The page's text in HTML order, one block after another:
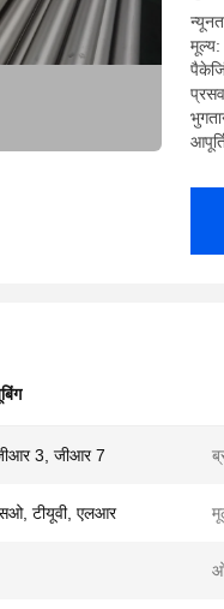
मूल्य:
3, जीआर 7
टीयूवी, एलआर